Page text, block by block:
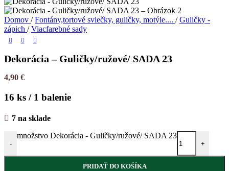
Domov / Fontány,tortové sviečky, guličky, motýle.... / Guličky -
zápich / Viacfarebné sady
Dekorácia – Guličky/ružové/ SADA 23
4,90 €
16 ks / 1 balenie
7 na sklade
-
množstvo Dekorácia - Guličky/ružové/ SADA 23
+
PRIDAŤ DO KOŠÍKA